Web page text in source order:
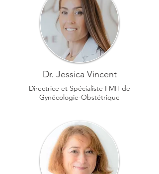
Dr. Jessica Vincent
Directrice et Spécialiste FMH de
Gynécologie-Obstétrique